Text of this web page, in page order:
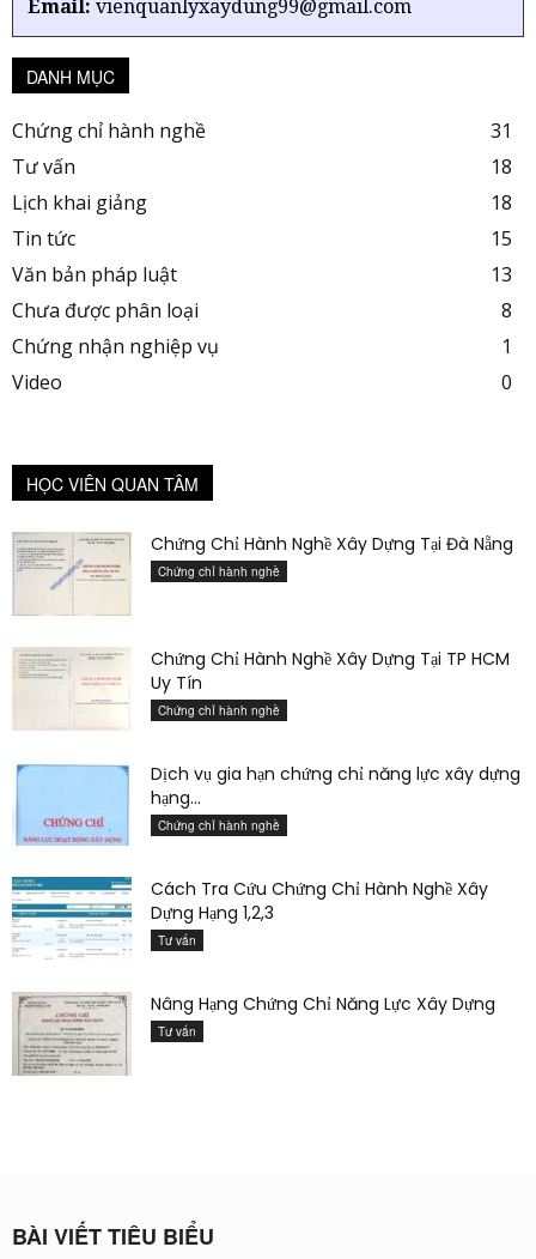
Email: vienquanlyxaydung99@gmail.com
DANH MỤC
Chứng chỉ hành nghề
31
Tư vấn
18
Lịch khai giảng
18
Tin tức
15
Văn bản pháp luật
13
Chưa được phân loại
8
Chứng nhận nghiệp vụ
1
Video
0
HỌC VIÊN QUAN TÂM
Chứng Chỉ Hành Nghề Xây Dựng Tại Đà Nẵng
Chứng chỉ hành nghề
Chứng Chỉ Hành Nghề Xây Dựng Tại TP HCM
Uy Tín
Chứng chỉ hành nghề
Dịch vụ gia hạn chứng chỉ năng lực xây dựng
hạng...
Chứng chỉ hành nghề
Cách Tra Cứu Chứng Chỉ Hành Nghề Xây
Dựng Hạng 1,2,3
Tư vấn
Nâng Hạng Chứng Chỉ Năng Lực Xây Dựng
Tư vấn
BÀI VIẾT TIÊU BIỂU